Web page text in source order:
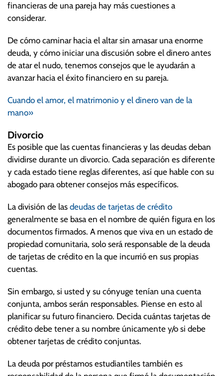
financieras de una pareja hay más cuestiones a
considerar.
De cómo caminar hacia el altar sin amasar una enorme
deuda, y cómo iniciar una discusión sobre el dinero antes
de atar el nudo, tenemos consejos que le ayudarán a
avanzar hacia el éxito financiero en su pareja.
Cuando el amor, el matrimonio y el dinero van de la
mano»
Divorcio
Es posible que las cuentas financieras y las deudas deban
dividirse durante un divorcio. Cada separación es diferente
y cada estado tiene reglas diferentes, así que hable con su
abogado para obtener consejos más específicos.
La división de las deudas de tarjetas de crédito
generalmente se basa en el nombre de quién figura en los
documentos firmados. A menos que viva en un estado de
propiedad comunitaria, solo será responsable de la deuda
de tarjetas de crédito en la que incurrió en sus propias
cuentas.
Sin embargo, si usted y su cónyuge tenían una cuenta
conjunta, ambos serán responsables. Piense en esto al
planificar su futuro financiero. Decida cuántas tarjetas de
crédito debe tener a su nombre únicamente y/o si debe
obtener tarjetas de crédito conjuntas.
La deuda por préstamos estudiantiles también es